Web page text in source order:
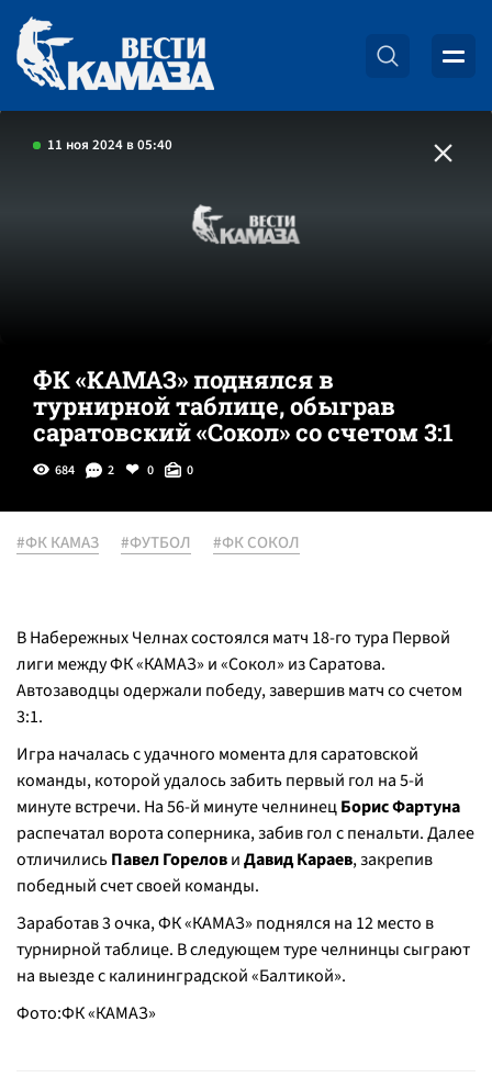
11 ноя 2024 в 05:40
ФК «КАМАЗ» поднялся в
турнирной таблице, обыграв
саратовский «Сокол» со счетом 3:1
684 2 0 0
#ФК КАМАЗ #ФУТБОЛ #ФК СОКОЛ
В Набережных Челнах состоялся матч 18-го тура Первой
лиги между ФК «КАМАЗ» и «Сокол» из Саратова.
Автозаводцы одержали победу, завершив матч со счетом
3:1.
Игра началась с удачного момента для саратовской
команды, которой удалось забить первый гол на 5-й
минуте встречи. На 56-й минуте челнинецБорис Фартуна
распечатал ворота соперника, забив гол с пенальти. Далее
отличилисьПавел ГореловиДавид Караев, закрепив
победный счет своей команды.
Заработав 3 очка, ФК «КАМАЗ» поднялся на 12 место в
турнирной таблице. В следующем туре челнинцы сыграют
на выезде с калининградской «Балтикой».
Фото:ФК «КАМАЗ»